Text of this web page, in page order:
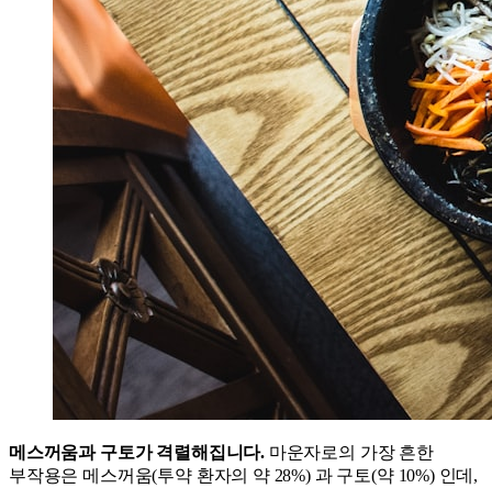
메스꺼움과 구토가 격렬해집니다. 마운자로의 가장 흔한
부작용은 메스꺼움(투약 환자의 약 28%) 과 구토(약 10%) 인데,